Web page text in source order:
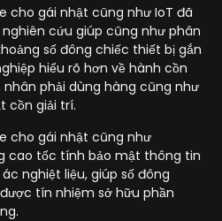
cho gái nhật cũng như IoT đã
cứu giúp cũng như phân
số đông chiếc thiết bị gắn
hiểu rõ hơn về hành cồn
phải dùng hàng cũng như
cồn giải trí.
cho gái nhật cũng như
cao tốc tính bảo mật thông tin
nghiệt liệu, giúp số đông
tín nhiệm sở hữu phần